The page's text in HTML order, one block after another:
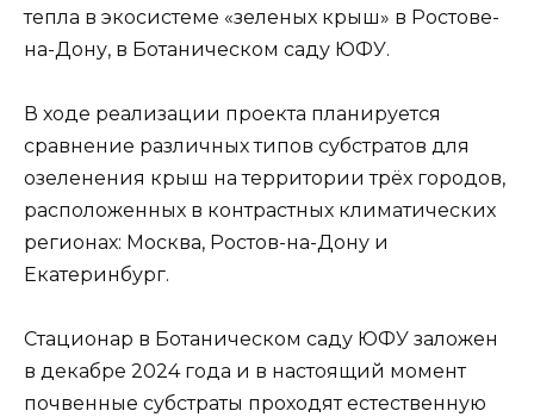
тепла в экосистеме «зеленых крыш» в Ростове-
на-Дону, в Ботаническом саду ЮФУ.
В ходе реализации проекта планируется
сравнение различных типов субстратов для
озеленения крыш на территории трёх городов,
расположенных в контрастных климатических
регионах: Москва, Ростов-на-Дону и
Екатеринбург.
Стационар в Ботаническом саду ЮФУ заложен
в декабре 2024 года и в настоящий момент
почвенные субстраты проходят естественную